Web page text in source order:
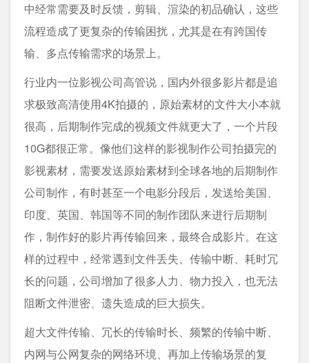
中经常需要及时反馈，剪辑、渲染的初品确认，这些
流程造成了更复杂的传输困扰，尤其是在有跨国传
输、多点传输需求的场景上。
行业内一位影视公司高管说，国内外很多影片都是追
求极致高清使用4K拍摄的，原始素材的文件大小本就
很高，后期制作完成的视频文件就更大了，一个片段
10G都很正常。像他们这样的影视制作公司拍摄完的
影视素材，需要发送原始素材到全球各地的后期制作
公司制作，有时甚至一个电影分段后，发送给美国、
印度、英国、韩国等不同的制作团队来进行后期制
作，制作好的影片再传输回来，最终合成影片。在这
样的过程中，经常遇到文件丢失、传输中断、耗时冗
长的问题，公司增加了很多人力、物力投入，也无法
阻断文件泄密、遗失造成的巨大损失。
超大文件传输、冗长的传输时长、频繁的传输中断、
内网与公网复杂的网络环境、再加上传输场景的复